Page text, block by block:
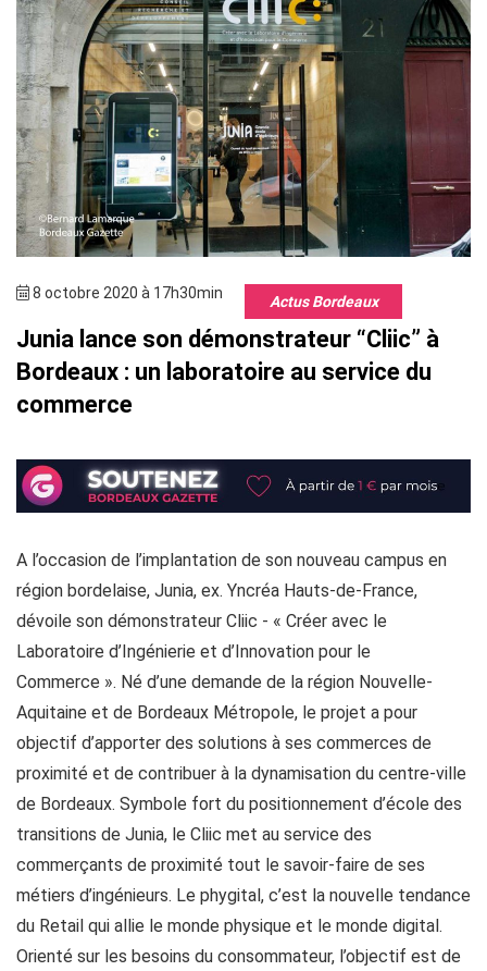
8 octobre 2020 à 17h30min Actus Bordeaux
Junia lance son démonstrateur “Cliic” à
Bordeaux : un laboratoire au service du
commerce
A l’occasion de l’implantation de son nouveau campus en
région bordelaise, Junia, ex. Yncréa Hauts-de-France,
dévoile son démonstrateur Cliic - « Créer avec le
Laboratoire d’Ingénierie et d’Innovation pour le
Commerce ». Né d’une demande de la région Nouvelle-
Aquitaine et de Bordeaux Métropole, le projet a pour
objectif d’apporter des solutions à ses commerces de
proximité et de contribuer à la dynamisation du centre-ville
de Bordeaux. Symbole fort du positionnement d’école des
transitions de Junia, le Cliic met au service des
commerçants de proximité tout le savoir-faire de ses
métiers d’ingénieurs. Le phygital, c’est la nouvelle tendance
du Retail qui allie le monde physique et le monde digital.
Orienté sur les besoins du consommateur, l’objectif est de